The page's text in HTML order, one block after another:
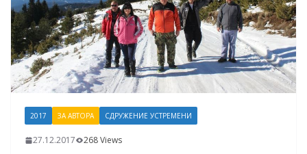
2017 ЗА АВТОРА СДРУЖЕНИЕ УСТРЕМЕНИ
27.12.2017 268 Views